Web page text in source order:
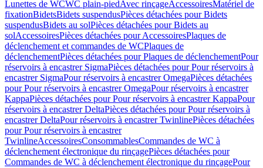
Lunettes de WCWC plain-piedAvec rinçageAccessoiresMatériel de
fixationBidetsBidets suspendusPièces détachées pour Bidets
suspendusBidets au solPièces détachées pour Bidets au
solAccessoiresPièces détachées pour AccessoiresPlaques de
déclenchement et commandes de WCPlaques de
déclenchementPièces détachées pour Plaques de déclenchementPour
réservoirs à encastrer SigmaPièces détachées pour Pour réservoirs à
encastrer SigmaPour réservoirs à encastrer OmegaPièces détachées
pour Pour réservoirs à encastrer OmegaPour réservoirs à encastrer
KappaPièces détachées pour Pour réservoirs à encastrer KappaPour
réservoirs à encastrer DeltaPièces détachées pour Pour réservoirs à
encastrer DeltaPour réservoirs à encastrer TwinlinePièces détachées
pour Pour réservoirs à encastrer
TwinlineAccessoiresConsommablesCommandes de WC à
déclenchement électronique du rinçagePièces détachées pour
Commandes de WC à déclenchement électronique du rinçagePour